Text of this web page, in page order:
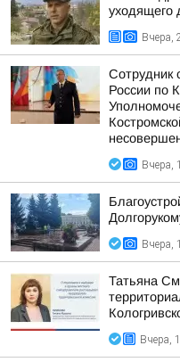
уходящего
Вчера,
Сотрудник
России по
Вчера,
Вчера,
Татьяна
Вчера,